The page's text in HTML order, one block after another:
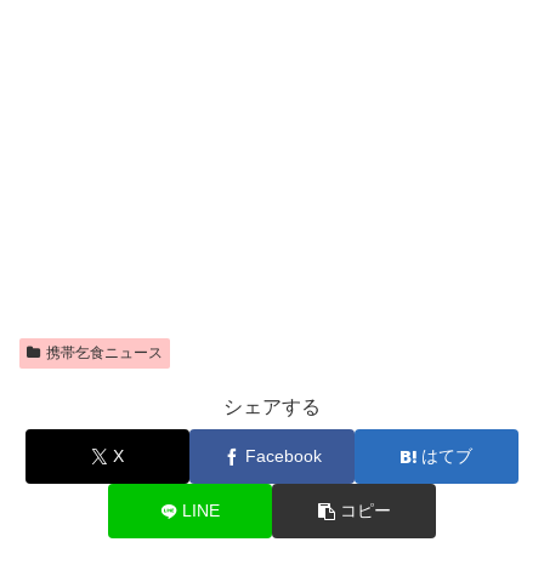
携帯乞食ニュース
シェアする
X Facebook はてブ
LINE コピー